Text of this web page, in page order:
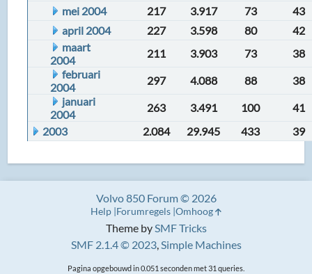
mei 2004
217 3.917 73
43
april 2004
227 3.598 80
42
maart
2004
211 3.903 73
38
februari
2004
297 4.088 88
38
januari
2004
263 3.491 100
41
2003
2.084 29.945 433 39
Theme bySMF Tricks
SMF 2.1.4 © 2023,Simple Machines
Volvo 850 Forum © 2026
Help Forumregels Omhoog
Pagina opgebouwd in 0.051 seconden met 31 queries.